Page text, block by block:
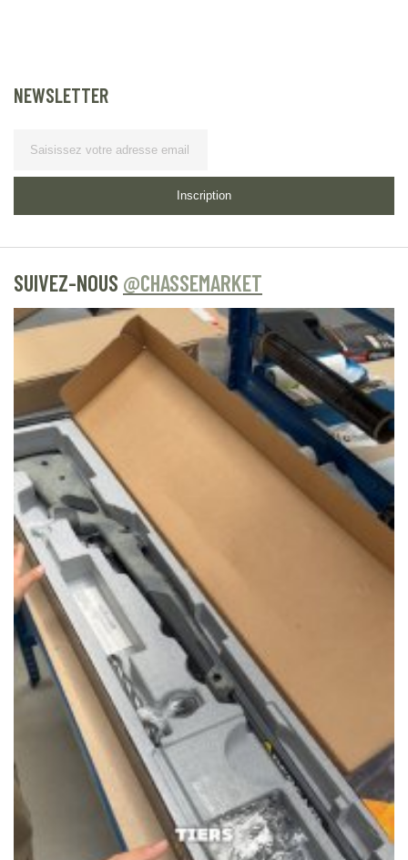
NEWSLETTER
Inscription
SUIVEZ-NOUS @CHASSEMARKET